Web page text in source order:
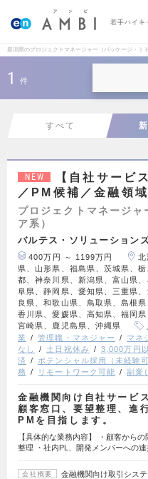
若手ハイキ
新潟県のプロジェクトマネージャー（パッケージ・ミ
1 件
すべて
NEW
【自社サービ
／PM候補／金融領域
プロジェクトマネージャ
ア系）
バルテス・ソリューション
400万円 ～ 1199万円
北
県、山形県、福島県、茨城県、
都、神奈川県、新潟県、富山県
阜県、静岡県、愛知県、三重県
良県、和歌山県、鳥取県、島根
香川県、愛媛県、高知県、福岡
宮崎県、鹿児島県、沖縄県
業
管理職・マネジャー マネ
なし
土日祝休み 3,000万円
済
ポテンシャル採用（未経験可
務
リモートワーク可能 副業
金融機関向け自社サービ
顧客窓口、要望整理、進
PMを目指します。
【具体的な業務内容】 ・顧客から
整理 ・社内PL、開発メンバーへの
会社概要
金融機関向け取引シス